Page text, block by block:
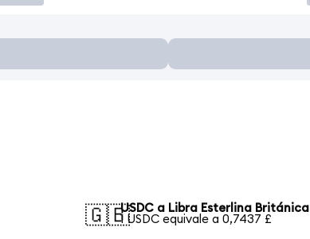
🇬🇧USDC a Libra Esterlina Británica
1 USDC equivale a 0,7437 £